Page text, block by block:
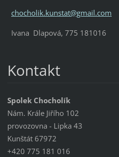
chocholik.kunstat@gmail.com
Ivana Dlapová, 775 181016
Kontakt
Spolek Chocholík
Nám. Krále Jiřího 102
provozovna - Lipka 43
Kunštát 67972
+420 775 181 016